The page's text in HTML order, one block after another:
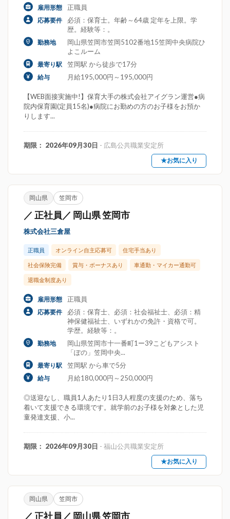
雇用形態 正職員
応募要件
必須：保育士。年齢～64歳 定年を上限。学
歴。経験等：。
勤務地
岡山県笠岡市笠岡5102番地15笠岡中央病院ひ
よこルーム
最寄り駅 笠岡駅 から徒歩で17分
給与 月給195,000円～195,000円
【WEB面接実施中!】保育大手の株式会社アイグラン運営●病
院内保育園(定員15名)●病院にお勤めの方のお子様をお預か
りします...
期限： 2026年09月30日 - 広島公共職業安定所
★お気に入り
岡山県 笠岡市
／ 正社員／ 岡山県 笠岡市
株式会社三倉屋
正職員 オンライン自主応募可 住宅手当あり
社会保険完備 賞与・ボーナスあり 車通勤・マイカー通勤可
退職金制度あり
雇用形態 正職員
応募要件
必須：保育士、必須：社会福祉士、必須：精
神保健福祉士、いずれかの免許・資格で可。
学歴。経験等：。
勤務地
岡山県笠岡市十一番町1ー39こどもアシスト
「ぽの」笠岡中央...
最寄り駅 笠岡駅 から車で5分
給与 月給180,000円～250,000円
◎送迎なし、職員1人あたり1日3人程度の支援のため、落ち
着いて支援できる環境です。就学前のお子様を対象とした児
童発達支援、小...
期限： 2026年09月30日 - 福山公共職業安定所
★お気に入り
岡山県 笠岡市
／ 正社員／ 岡山県 笠岡市